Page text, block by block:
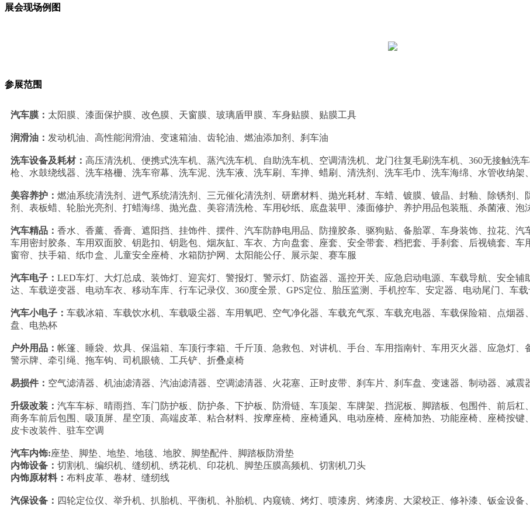
展会现场例图
参展范围
汽车膜： 太阳膜、漆面保护膜、改色膜、天窗膜、玻璃盾甲膜、车身贴膜、贴膜工具
润滑油： 发动机油、高性能润滑油、变速箱油、齿轮油、燃油添加剂、刹车油
洗车设备及耗材： 高压清洗机、便携式洗车机、蒸汽洗车机、自助洗车机、空调清洗机、龙门往复毛刷洗车机、360无接触洗
枪、水鼓绕线器、洗车格栅、洗车帘幕、洗车泥、洗车液、洗车刷、车掸、蜡刷、清洗剂、洗车毛巾、洗车海绵、水管收纳架
美容养护： 燃油系统清洗剂、进气系统清洗剂、三元催化清洗剂、研磨材料、抛光耗材、车蜡、镀膜、镀晶、封釉、除锈剂
剂、表板蜡、轮胎光亮剂、打蜡海绵、抛光盘、美容清洗枪、车用砂纸、底盘装甲、漆面修护、养护用品包装瓶、杀菌液、泡
汽车精品： 香水、香薰、香膏、遮阳挡、挂饰件、摆件、汽车防静电用品、防撞胶条、驱狗贴、备胎罩、车身装饰、拉花、汽
车用密封胶条、车用双面胶、钥匙扣、钥匙包、烟灰缸、车衣、方向盘套、座套、安全带套、档把套、手刹套、后视镜套、
窗帘、扶手箱、纸巾盒、儿童安全座椅、水箱防护网、太阳能公仔、展示架、赛车服
汽车电子： LED车灯、大灯总成、装饰灯、迎宾灯、警报灯、警示灯、防盗器、遥控开关、应急启动电源、车载导航、安全
达、车载逆变器、电动车衣、移动车库、行车记录仪、360度全景、GPS定位、胎压监测、手机控车、安定器、电动尾门、车
汽车小电子： 车载冰箱、车载饮水机、车载吸尘器、车用氧吧、空气净化器、车载充气泵、车载充电器、车载保险箱、点烟
盘、电热杯
户外用品： 帐篷、睡袋、炊具、保温箱、车顶行李箱、千斤顶、急救包、对讲机、手台、车用指南针、车用灭火器、应急灯、
警示牌、牵引绳、拖车钩、司机眼镜、工兵铲、折叠桌椅
易损件： 空气滤清器、机油滤清器、汽油滤清器、空调滤清器、火花塞、正时皮带、刹车片、刹车盘、变速器、制动器、减震
升级改装： 汽车车标、晴雨挡、车门防护板、防护条、下护板、防滑链、车顶架、车牌架、挡泥板、脚踏板、包围件、前后杠
商务车前后包围、吸顶屏、星空顶、高端皮革、粘合材料、按摩座椅、座椅通风、电动座椅、座椅加热、功能座椅、座椅按键
皮卡改装件、驻车空调
汽车内饰:座垫、脚垫、地垫、地毯、地胶、脚垫配件、脚踏板防滑垫
内饰设备： 切割机、编织机、缝纫机、绣花机、印花机、脚垫压膜高频机、切割机刀头
内饰原材料： 布料皮革、卷材、缝纫线
汽保设备： 四轮定位仪、举升机、扒胎机、平衡机、补胎机、内窥镜、烤灯、喷漆房、烤漆房、大梁校正、修补漆、钣金设